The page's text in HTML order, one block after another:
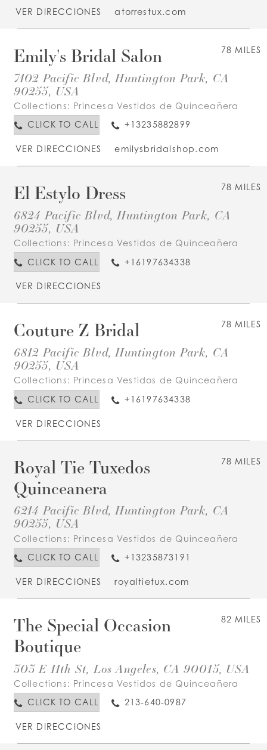
VER DIRECCIONES atorrestux.com
78 MILES
Emily's Bridal Salon
7102 Pacific Blvd, Huntington Park, CA
90255, USA
Collections: Princesa Vestidos de Quinceañera
CLICK TO CALL
+13235882899
VER DIRECCIONES emilysbridalshop.com
78 MILES
El Estylo Dress
6824 Pacific Blvd, Huntington Park, CA
90255, USA
Collections: Princesa Vestidos de Quinceañera
CLICK TO CALL
+16197634338
VER DIRECCIONES
78 MILES
Couture Z Bridal
6812 Pacific Blvd, Huntington Park, CA
90255, USA
Collections: Princesa Vestidos de Quinceañera
CLICK TO CALL
+16197634338
VER DIRECCIONES
78 MILES
Royal Tie Tuxedos
Quinceanera
6214 Pacific Blvd, Huntington Park, CA
90255, USA
Collections: Princesa Vestidos de Quinceañera
CLICK TO CALL
+13235873191
VER DIRECCIONES royaltietux.com
82 MILES
The Special Occasion
Boutique
303 E 11th St, Los Angeles, CA 90015, USA
Collections: Princesa Vestidos de Quinceañera
CLICK TO CALL
213-640-0987
VER DIRECCIONES